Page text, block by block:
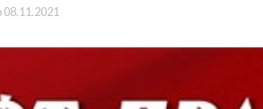
08.11.2021